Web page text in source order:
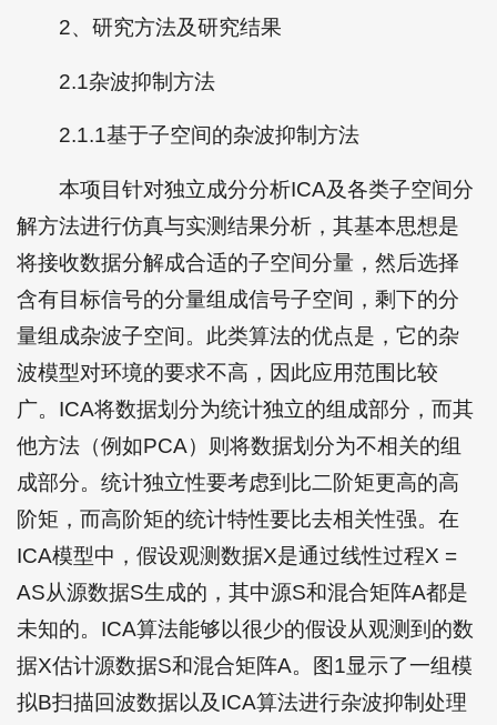
2、研究方法及研究结果
2.1杂波抑制方法
2.1.1基于子空间的杂波抑制方法
本项目针对独立成分分析ICA及各类子空间分
解方法进行仿真与实测结果分析，其基本思想是
将接收数据分解成合适的子空间分量，然后选择
含有目标信号的分量组成信号子空间，剩下的分
量组成杂波子空间。此类算法的优点是，它的杂
波模型对环境的要求不高，因此应用范围比较
广。ICA将数据划分为统计独立的组成部分，而其
他方法（例如PCA）则将数据划分为不相关的组
成部分。统计独立性要考虑到比二阶矩更高的高
阶矩，而高阶矩的统计特性要比去相关性强。在
ICA模型中，假设观测数据X是通过线性过程X =
AS从源数据S生成的，其中源S和混合矩阵A都是
未知的。ICA算法能够以很少的假设从观测到的数
据X估计源数据S和混合矩阵A。图1显示了一组模
拟B扫描回波数据以及ICA算法进行杂波抑制处理